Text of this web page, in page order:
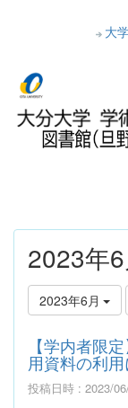
大
2023年
2023年6月
【学内者限
用資料の利
投稿日時 : 2023/